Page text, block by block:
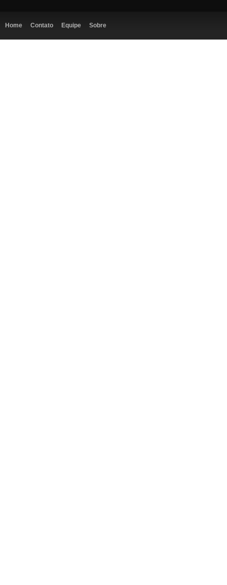
Home Contato Equipe Sobre